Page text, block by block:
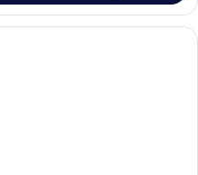
Egy szállodai szoba két ággyal,